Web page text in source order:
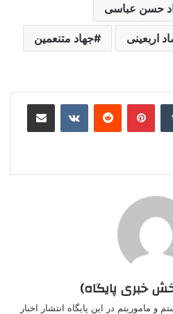
حسن عباسی
اربعینی جهاد متنعمین
‫تامبلر ‫پین‌ترست‫رددیت ‫VKontakteاشتراک گذاری از طریق ایمیل
خبری پایگاه)
و ماموریتم در این پایگاه انتشار اخبار